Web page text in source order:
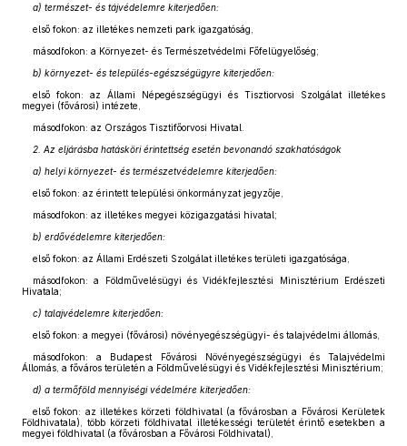
a) természet- és tájvédelemre kiterjedően:
első fokon: az illetékes nemzeti park igazgatóság,
másodfokon: a Környezet- és Természetvédelmi Főfelügyelőség;
b) környezet- és település-egészségügyre kiterjedően:
első fokon: az Állami Népegészségügyi és Tisztiorvosi Szolgálat illetékes
megyei (fővárosi) intézete,
másodfokon: az Országos Tisztifőorvosi Hivatal.
2. Az eljárásba hatásköri érintettség esetén bevonandó szakhatóságok
a) helyi környezet- és természetvédelemre kiterjedően:
első fokon: az érintett települési önkormányzat jegyzője,
másodfokon: az illetékes megyei közigazgatási hivatal;
b) erdővédelemre kiterjedően:
első fokon: az Állami Erdészeti Szolgálat illetékes területi igazgatósága,
másodfokon: a Földművelésügyi és Vidékfejlesztési Minisztérium Erdészeti
Hivatala;
c) talajvédelemre kiterjedően:
első fokon: a megyei (fővárosi) növényegészségügyi- és talajvédelmi állomás,
másodfokon: a Budapest Fővárosi Növényegészségügyi és Talajvédelmi
Állomás, a főváros területén a Földművelésügyi és Vidékfejlesztési Minisztérium;
d) a termőföld mennyiségi védelmére kiterjedően:
első fokon: az illetékes körzeti földhivatal (a fővárosban a Fővárosi Kerületek
Földhivatala), több körzeti földhivatal illetékességi területét érintő esetekben a
megyei földhivatal (a fővárosban a Fővárosi Földhivatal),